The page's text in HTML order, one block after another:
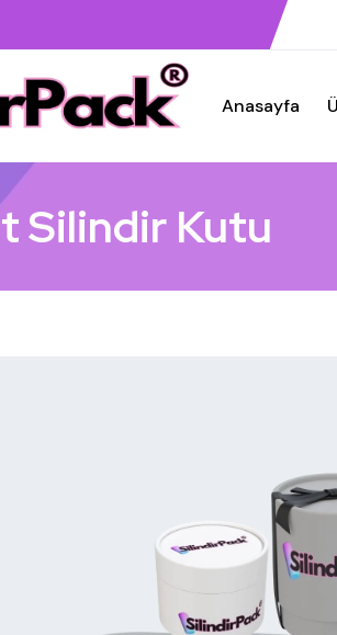
Anasayfa
Silindir Kutu